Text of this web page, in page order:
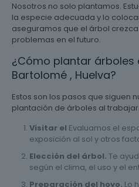
Nosotros no solo plantamos.
la especie adecuada y lo
aseguramos que el árbol
problemas en el futuro.
¿Cómo plantar árboles
Bartolomé , Huelva?
Estos son los pasos que siguen
plantación de árboles al
Visitar el Evaluamos el
exposición al sol y otros
Elección del árbol. Te
según el clima, el uso y el
Preparación del hoyo. Lo